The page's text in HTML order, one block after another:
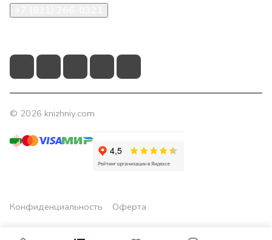
© 2026 knizhniy.com
Конфиденциальность Оферта